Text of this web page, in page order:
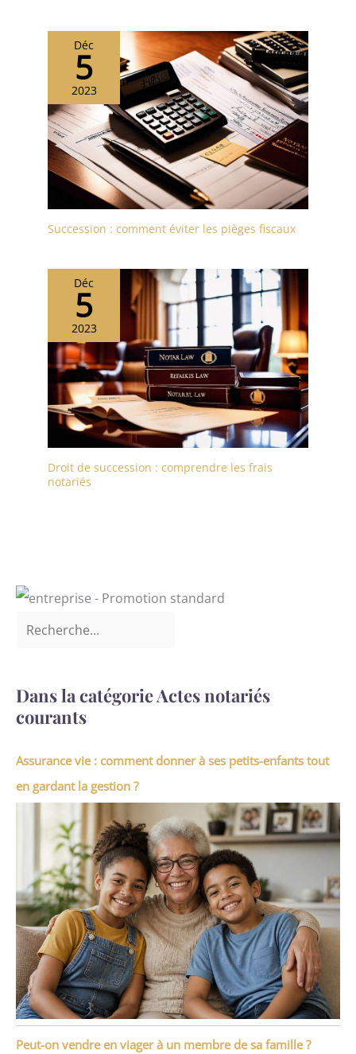
Déc
5
2023
Succession : comment éviter les pièges fiscaux
Déc
5
2023
Droit de succession : comprendre les frais
notariés
Dans la catégorie Actes notariés
courants
Assurance vie : comment donner à ses petits-enfants tout
en gardant la gestion ?
Peut-on vendre en viager à un membre de sa famille ?